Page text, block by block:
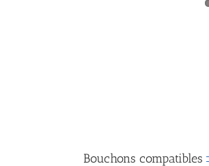
Bouchons compatibles